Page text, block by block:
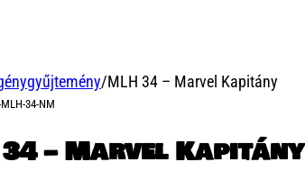
/MLH 34 – Marvel Kapitány
MLH-34-NM
34 – Marvel Kapitány